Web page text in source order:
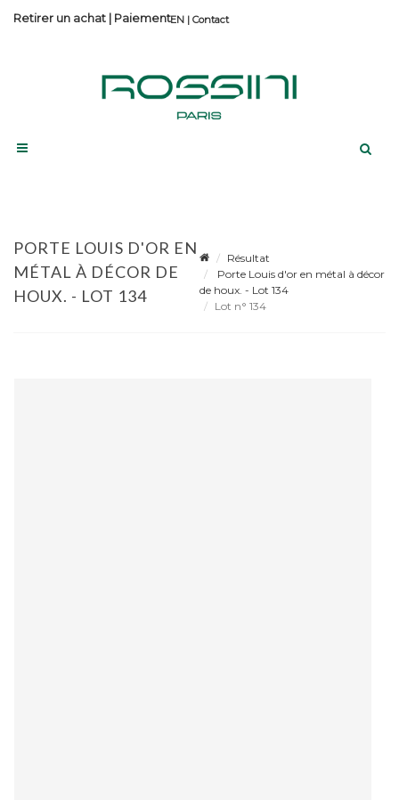
Contact
Retirer un achat | Paiement
PORTE LOUIS D'OR EN
MÉTAL À DÉCOR DE
HOUX. - LOT 134
Résultat
Porte Louis d'or en métal à décor
de houx. - Lot 134
Lot n° 134